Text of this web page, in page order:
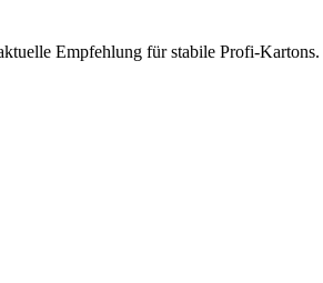
Empfehlung für stabile Profi-Kartons.